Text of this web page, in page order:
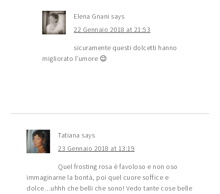
Elena Gnani says
22 Gennaio 2018 at 21:53
sicuramente questi dolcetti hanno
migliorato l’umore 😉
Tatiana says
23 Gennaio 2018 at 13:19
Quel frosting rosa è favoloso e non oso
immaginarne la bontà, poi quel cuore soffice e
dolce…uhhh che belli che sono! Vedo tante cose belle